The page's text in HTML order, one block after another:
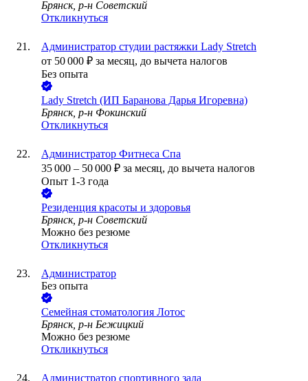
Брянск, р-н Советский
Откликнуться
Администратор студии растяжки Lady Stretch
от 50 000 ₽ за месяц, до вычета налогов
Без опыта
Lady Stretch (ИП Баранова Дарья Игоревна)
Брянск, р-н Фокинский
Откликнуться
Администратор Фитнеса Спа
35 000 – 50 000 ₽ за месяц, до вычета налогов
Опыт 1-3 года
Резиденция красоты и здоровья
Брянск, р-н Советский
Можно без резюме
Откликнуться
Администратор
Без опыта
Семейная стоматология Лотос
Брянск, р-н Бежицкий
Можно без резюме
Откликнуться
Администратор спортивного зала